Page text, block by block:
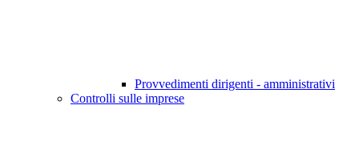
Provvedimenti dirigenti - amministrativi
Controlli sulle imprese